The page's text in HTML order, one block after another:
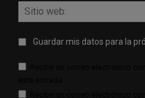
Guardar mis datos para la